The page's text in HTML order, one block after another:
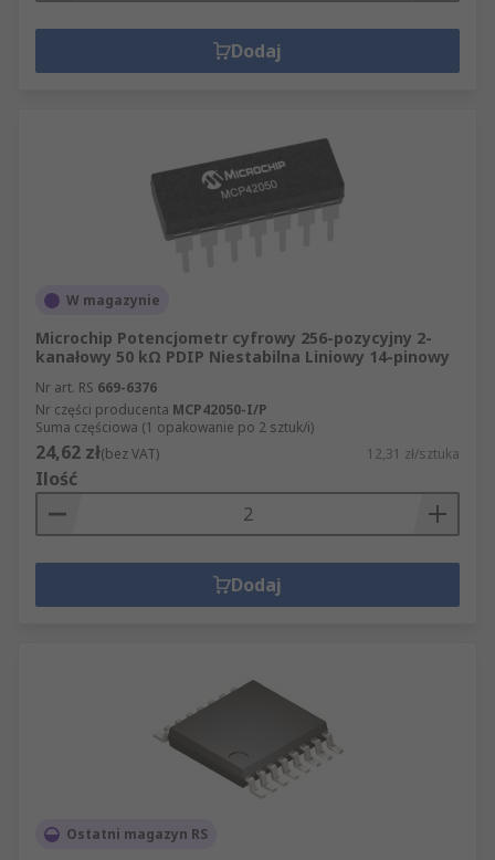
Dodaj
W magazynie
Microchip Potencjometr cyfrowy 256-pozycyjny 2-
kanałowy 50 kΩ PDIP Niestabilna Liniowy 14-pinowy
Nr art. RS 669-6376
Nr części producenta MCP42050-I/P
Suma częściowa (1 opakowanie po 2 sztuk/i)
24,62 zł(bez VAT) 12,31 zł/sztuka
Ilość
Dodaj
Ostatni magazyn RS